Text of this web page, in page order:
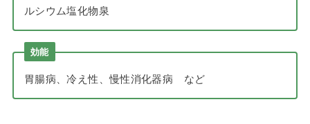
ルシウム塩化物泉
効能
胃腸病、冷え性、慢性消化器病 など